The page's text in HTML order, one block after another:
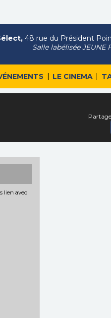
| LE CINEMA |
48 rue du Président
Salle labélisée JEUNE
lien avec